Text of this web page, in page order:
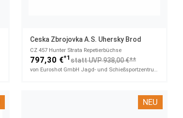
Ceska Zbrojovka A.s. Uhersky Brod
CZ 457 Hunter Strata​ Repetierbüchse
797,30 €*1 statt UVP 938,00 €**
von Euroshot GmbH Jagd- und Schießsportzentrum
NEU